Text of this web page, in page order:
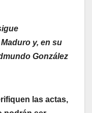
y, en su
González
las actas,